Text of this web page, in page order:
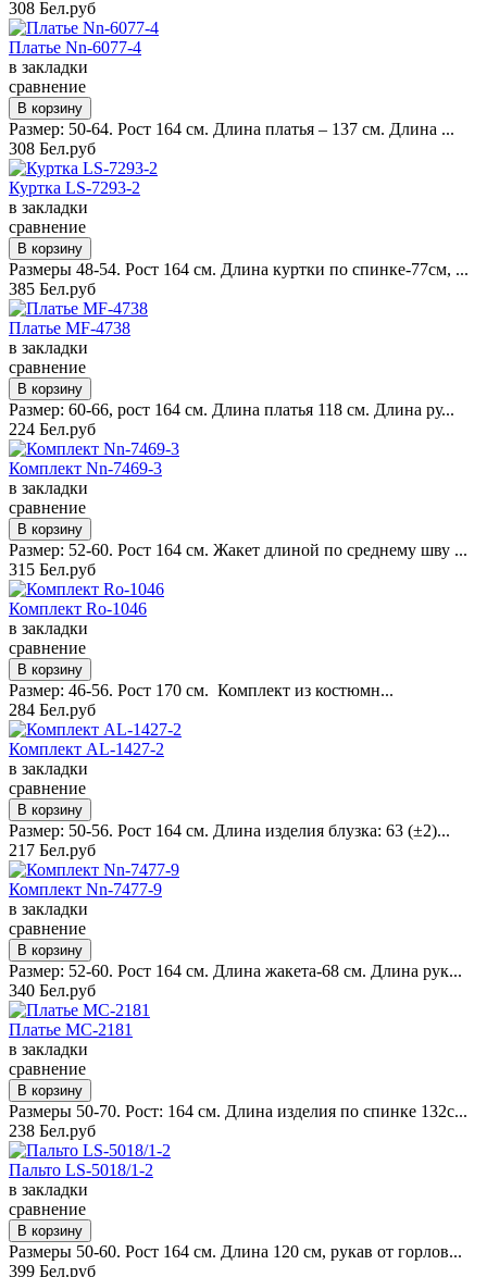
308 Бел.руб
Платье Nn-6077-4
в закладки
сравнение
Размер: 50-64. Рост 164 см. Длина платья – 137 см. Длина ...
308 Бел.руб
Куртка LS-7293-2
в закладки
сравнение
Размеры 48-54. Рост 164 см. Длина куртки по спинке-77см, ...
385 Бел.руб
Платье MF-4738
в закладки
сравнение
Размер: 60-66, рост 164 см. Длина платья 118 см. Длина ру...
224 Бел.руб
Комплект Nn-7469-3
в закладки
сравнение
Размер: 52-60. Рост 164 см. Жакет длиной по среднему шву ...
315 Бел.руб
Комплект Ro-1046
в закладки
сравнение
Размер: 46-56. Рост 170 см. Комплект из костюмн...
284 Бел.руб
Комплект AL-1427-2
в закладки
сравнение
Размер: 50-56. Рост 164 см. Длина изделия блузка: 63 (±2)...
217 Бел.руб
Комплект Nn-7477-9
в закладки
сравнение
Размер: 52-60. Рост 164 см. Длина жакета-68 см. Длина рук...
340 Бел.руб
Платье MC-2181
в закладки
сравнение
Размеры 50-70. Рост: 164 см. Длина изделия по спинке 132с...
238 Бел.руб
Пальто LS-5018/1-2
в закладки
сравнение
Размеры 50-60. Рост 164 см. Длина 120 см, рукав от горлов...
399 Бел.руб